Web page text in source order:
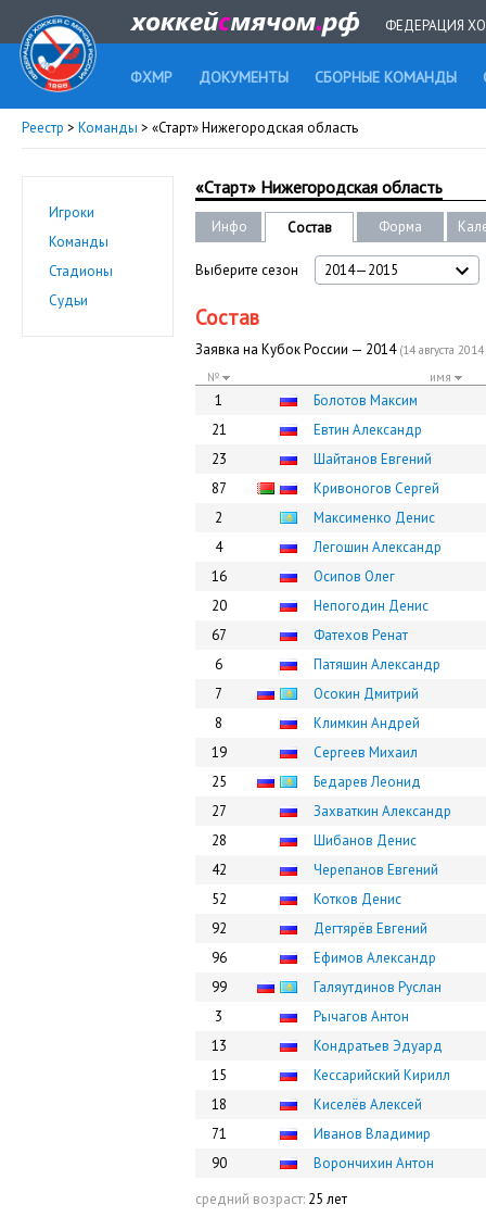
ФЕДЕРАЦИЯ
ФХМР ДОКУМЕНТЫ СБОРНЫЕ КОМАНДЫ
Реестр > Команды > «Старт» Нижегородская область
Игроки
Команды
Стадионы
Судьи
«Старт» Нижегородская область
Инфо Состав Форма
Выберите сезон 2014—2015
Состав
Заявка на Кубок России — 2014 (14 августа 2014
№
имя
1
Болотов Максим
21
Евтин Александр
23
Шайтанов Евгений
87
Кривоногов Сергей
2
Максименко Денис
4
Легошин Александр
16
Осипов Олег
20
Непогодин Денис
67
Фатехов Ренат
6
Патяшин Александр
7
Осокин Дмитрий
8
Климкин Андрей
19
Сергеев Михаил
25
Бедарев Леонид
27
Захваткин Александр
28
Шибанов Денис
42
Черепанов Евгений
52
Котков Денис
92
Дегтярёв Евгений
96
Ефимов Александр
99
Галяутдинов Руслан
3
Рычагов Антон
13
Кондратьев Эдуард
15
Кессарийский Кирилл
18
Киселёв Алексей
71
Иванов Владимир
90
Ворончихин Антон
средний возраст: 25 лет